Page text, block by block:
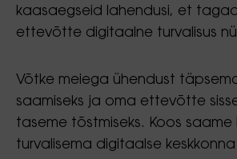
kaasaegseid lahendusi, et
ettevõtte digitaalne turvalisus
Võtke meiega ühendust
saamiseks ja oma ettevõtte
taseme tõstmiseks. Koos saame
turvalisema digitaalse